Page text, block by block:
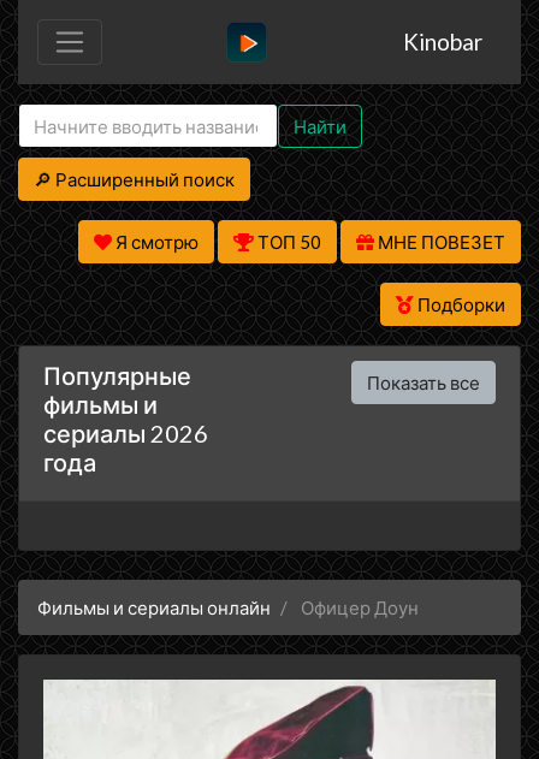
Kinobar
Найти
🔎 Расширенный поиск
Я смотрю ТОП 50 МНЕ ПОВЕЗЕТ
Подборки
Популярные
фильмы и
сериалы 2026
года
Показать все
Фильмы и сериалы онлайн Офицер Доун